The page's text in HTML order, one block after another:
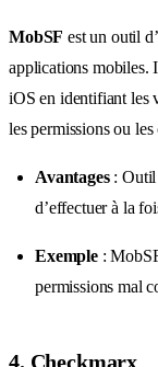
MobSF est un outil
applications mobiles.
iOS en identifiant les
les permissions ou
Avantages: Outil
d’effectuer à la
Exemple:
permissions mal
4. Checkmarx